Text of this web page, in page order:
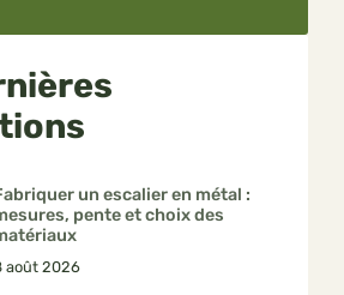
un escalier en métal :
pente et choix des
août 2026